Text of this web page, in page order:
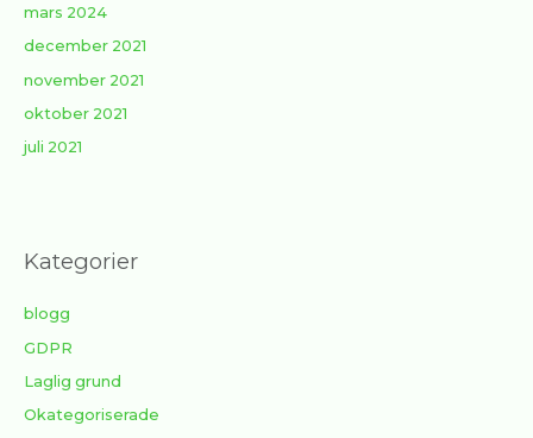
mars 2024
december 2021
november 2021
oktober 2021
juli 2021
Kategorier
blogg
GDPR
Laglig grund
Okategoriserade